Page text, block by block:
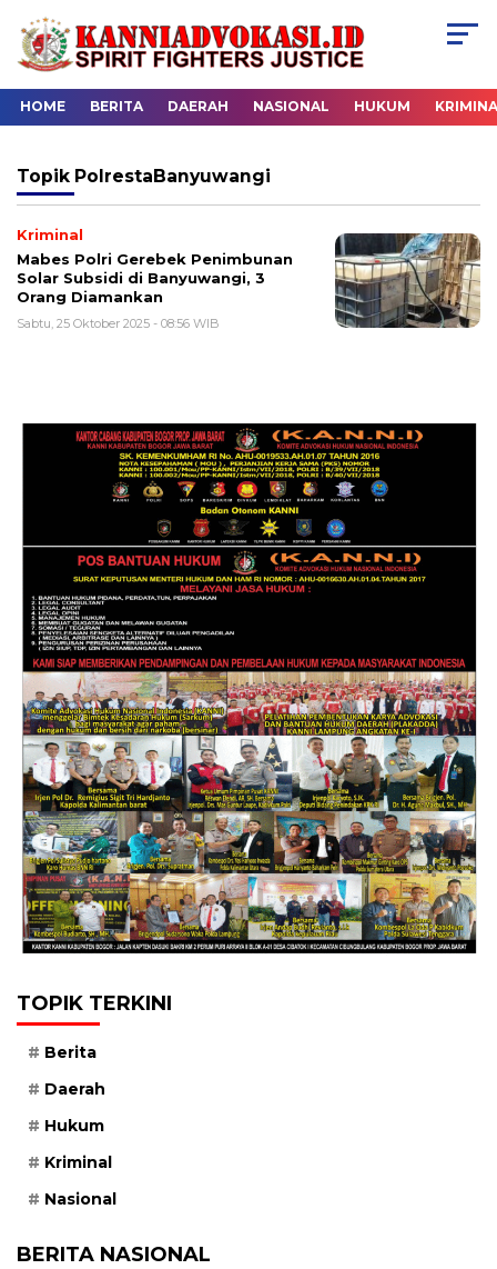
HOME BERITA DAERAH NASIONAL HUKUM
Topik PolrestaBanyuwangi
Kriminal
Mabes Polri Gerebek Penimbunan
Solar Subsidi di Banyuwangi, 3
Orang Diamankan
Sabtu, 25 Oktober 2025 - 08:56 WIB
TOPIK TERKINI
Berita
Daerah
Hukum
Kriminal
Nasional
BERITA NASIONAL